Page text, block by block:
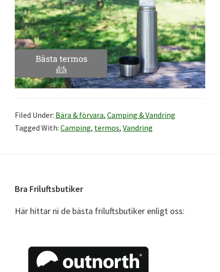
Filed Under: Bära & förvara, Camping & Vandring
Tagged With: Camping, termos, Vandring
Footer
Bra Friluftsbutiker
Här hittar ni de bästa friluftsbutiker enligt oss: